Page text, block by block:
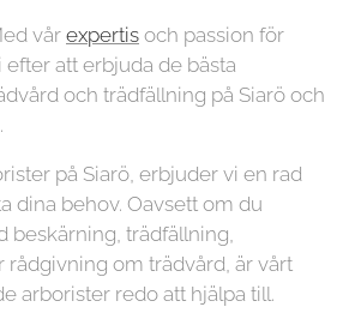
vår expertis och passion för
efter att erbjuda de bästa
och trädfällning på Siarö och
på Siarö, erbjuder vi en rad
dina behov. Oavsett om du
beskärning, trädfällning,
rådgivning om trädvård, är vårt
arborister redo att hjälpa till.